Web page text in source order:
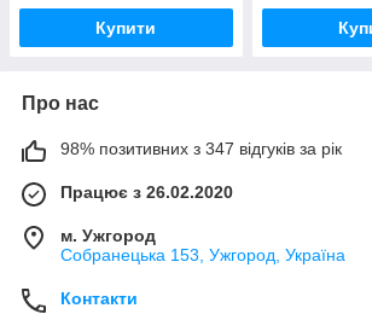
Купити
Про нас
98% позитивних з 347 відгуків за рік
Працює з 26.02.2020
м. Ужгород
Собранецька 153, Ужгород, Україна
Контакти